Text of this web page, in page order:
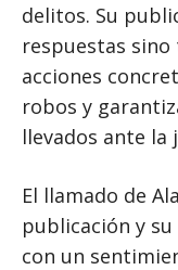
delitos. Su
respuestas
acciones
robos y
llevados ante la
El llamado de
publicación y
con un